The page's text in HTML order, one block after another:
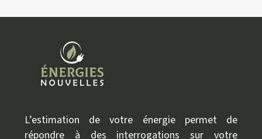
L’estimation de votre énergie permet de
répondre à des interrogations sur votre